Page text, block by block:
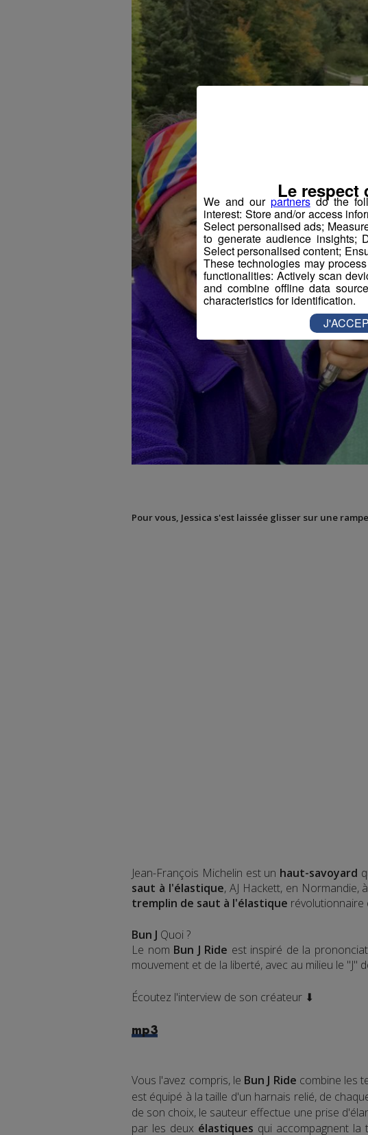
Pour vous, Jessica s'est laissée glisser sur une
Jean-François Michelin est un haut-savoyard
saut à l'élastique, AJ Hackett, en Normandie,
tremplin de saut à l'élastique révolutionnaire
Bun J Quoi ?
Le nom Bun J Ride est inspiré de la
mouvement et de la liberté, avec au milieu le "J"
Écoutez l'interview de son créateur ⬇
mp3
Vous l'avez compris, le Bun J Ride combine les
est équipé à la taille d'un harnais relié, de
de son choix, le sauteur effectue une prise
par les deux élastiques qui accompagnent
We and our partnersdo the
interest: Store and/or access
Select personalised ads;
to generate audience insights;
Select personalised content;
These technologies may
functionalities: Actively scan
and combine offline data
characteristics for identification.
Le respect